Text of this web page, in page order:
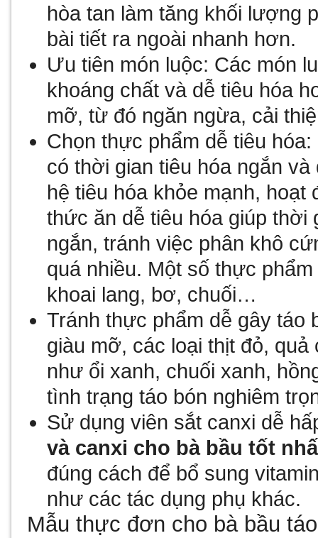
hòa tan làm tăng khối lượng
bài tiết ra ngoài nhanh hơn.
Ưu tiên món luộc: Các món
khoáng chất và dễ tiêu hóa
mỡ, từ đó ngăn ngừa, cải
Chọn thực phẩm dễ tiêu
có thời gian tiêu hóa ngắn
hệ tiêu hóa khỏe mạnh,
thức ăn dễ tiêu hóa giúp thời
ngắn, tránh việc phân khô
quá nhiều. Một số thực
khoai lang, bơ, chuối…
Tránh thực phẩm dễ gây táo
giàu mỡ, các loại thịt đỏ,
như ổi xanh, chuối xanh,
tình trạng táo bón nghiêm
Sử dụng viên sắt canxi dễ
và canxi cho bà bầu tốt
đúng cách để bổ sung
như các tác dụng phụ khác.
Mẫu thực đơn cho bà bầu